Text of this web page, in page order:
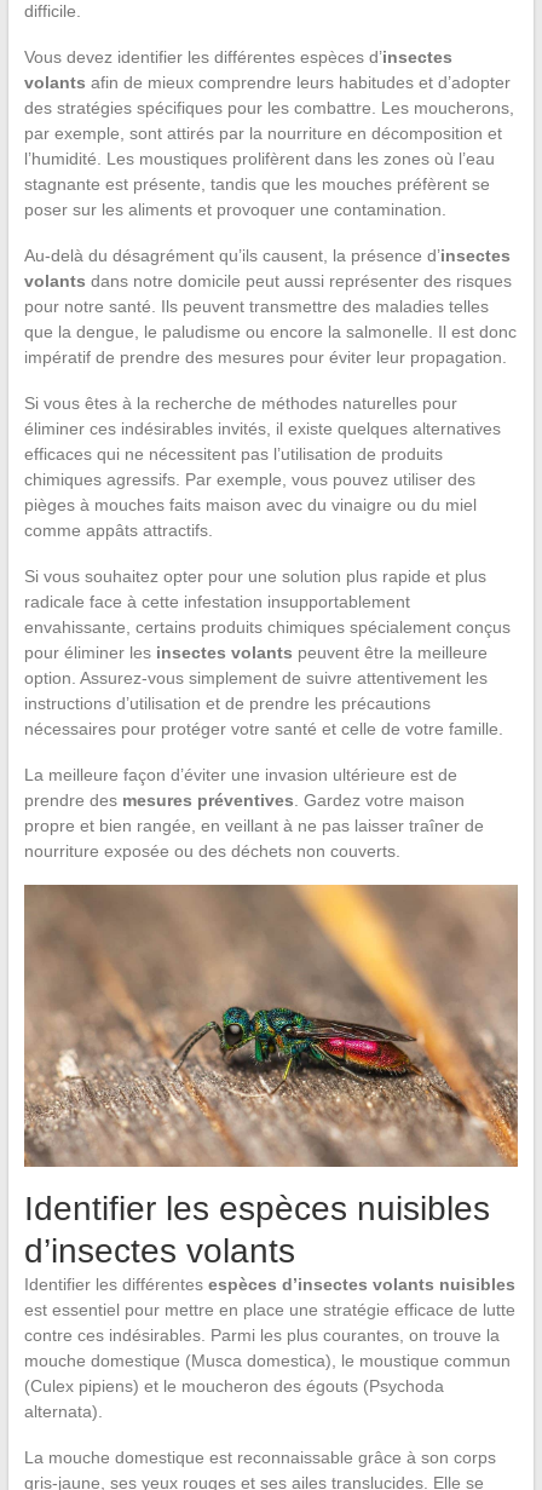
difficile.
Vous devez identifier les différentes espèces d’insectes
volants afin de mieux comprendre leurs habitudes et d’adopter
des stratégies spécifiques pour les combattre. Les moucherons,
par exemple, sont attirés par la nourriture en décomposition et
l’humidité. Les moustiques prolifèrent dans les zones où l’eau
stagnante est présente, tandis que les mouches préfèrent se
poser sur les aliments et provoquer une contamination.
Au-delà du désagrément qu’ils causent, la présence d’insectes
volants dans notre domicile peut aussi représenter des risques
pour notre santé. Ils peuvent transmettre des maladies telles
que la dengue, le paludisme ou encore la salmonelle. Il est donc
impératif de prendre des mesures pour éviter leur propagation.
Si vous êtes à la recherche de méthodes naturelles pour
éliminer ces indésirables invités, il existe quelques alternatives
efficaces qui ne nécessitent pas l’utilisation de produits
chimiques agressifs. Par exemple, vous pouvez utiliser des
pièges à mouches faits maison avec du vinaigre ou du miel
comme appâts attractifs.
Si vous souhaitez opter pour une solution plus rapide et plus
radicale face à cette infestation insupportablement
envahissante, certains produits chimiques spécialement conçus
pour éliminer les insectes volants peuvent être la meilleure
option. Assurez-vous simplement de suivre attentivement les
instructions d’utilisation et de prendre les précautions
nécessaires pour protéger votre santé et celle de votre famille.
La meilleure façon d’éviter une invasion ultérieure est de
prendre des mesures préventives. Gardez votre maison
propre et bien rangée, en veillant à ne pas laisser traîner de
nourriture exposée ou des déchets non couverts.
Identifier les espèces nuisibles
d’insectes volants
Identifier les différentes espèces d’insectes volants nuisibles
est essentiel pour mettre en place une stratégie efficace de lutte
contre ces indésirables. Parmi les plus courantes, on trouve la
mouche domestique (Musca domestica), le moustique commun
(Culex pipiens) et le moucheron des égouts (Psychoda
alternata).
La mouche domestique est reconnaissable grâce à son corps
gris-jaune, ses yeux rouges et ses ailes translucides. Elle se